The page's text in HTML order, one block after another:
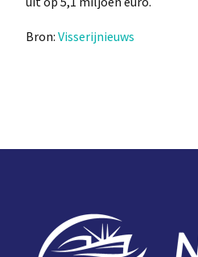
Bron: Visserijnieuws